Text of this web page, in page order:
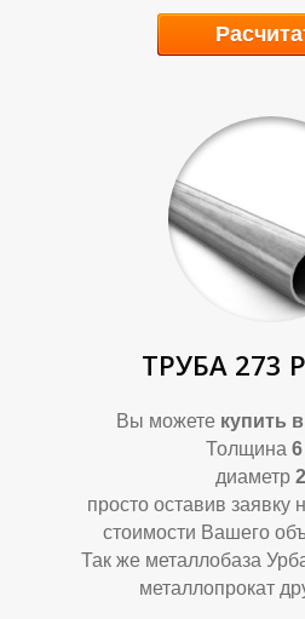
Р
ТРУБА 273
Вы можете купить
Толщина
диаметр
просто оставив заявку
стоимости Вашего
Так же металлобаза
металлопрокат
Т